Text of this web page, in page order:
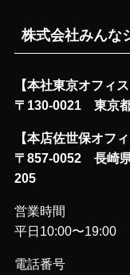
株式会社みんな
【本社東京オフィス
〒130-0021 東京
【本店佐世保オフィ
〒857-0052 長崎
205
営業時間
平日10:00〜19:00
電話番号